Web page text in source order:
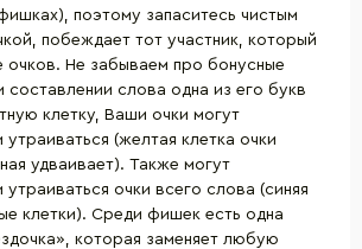
поэтому запаситесь чистым
побеждает тот участник, который
очков. Не забываем про бонусные
составлении слова одна из его букв
клетку, Ваши очки могут
утраиваться (желтая клетка очки
удваивает). Также могут
утраиваться очки всего слова (синяя
клетки). Среди фишек есть одна
которая заменяет любую